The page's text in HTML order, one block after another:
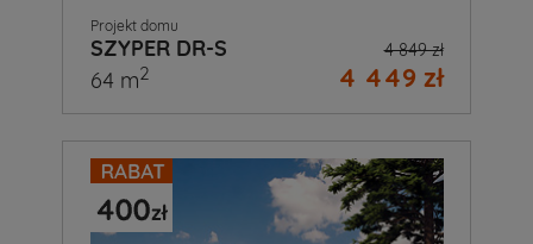
Projekt domu
SZYPER DR-S 4 849 zł
4 449 zł
64 m2